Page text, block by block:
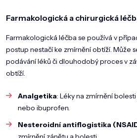
Farmakologická a chirurgická
Farmakologická léčba se používá v
postup nestačí ke zmírnění obtíží. Může
podávání léků či dlouhodobý proces v
obtíží.
Analgetika: Léky na zmírnění
nebo ibuprofen.
Nesteroidní antiflogistika